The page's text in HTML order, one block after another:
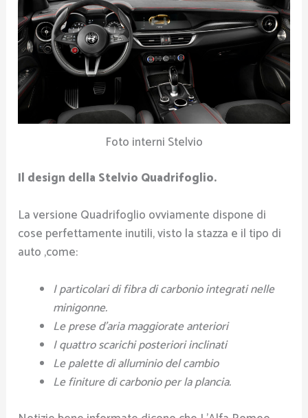
Foto interni Stelvio
Il design della Stelvio Quadrifoglio.
La versione Quadrifoglio ovviamente dispone di
cose perfettamente inutili, visto la stazza e il tipo di
auto ,come:
I particolari di fibra di carbonio integrati nelle
minigonne.
Le prese d’aria maggiorate anteriori
I quattro scarichi posteriori inclinati
Le palette di alluminio del cambio
Le finiture di carbonio per la plancia.